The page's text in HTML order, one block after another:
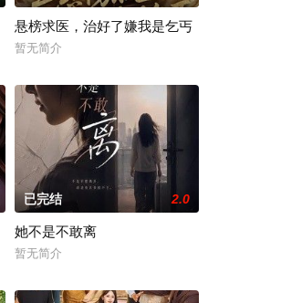
悬榜求医，治好了嫌我是乞丐
暂无简介
已完结 2.0
她不是不敢离
暂无简介